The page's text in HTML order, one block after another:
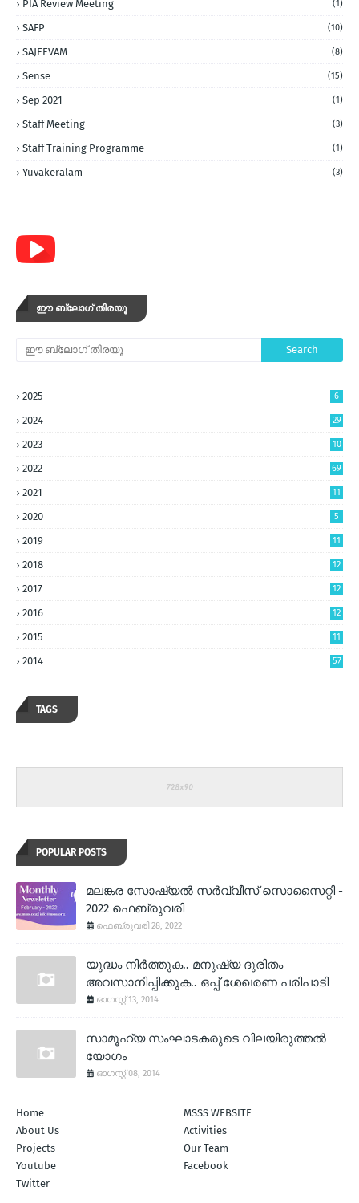
PIA Review Meeting (1)
SAFP (10)
SAJEEVAM (8)
Sense (15)
Sep 2021 (1)
Staff Meeting (3)
Staff Training Programme (1)
Yuvakeralam (3)
ഈ ബ്ലോഗ് തിരയൂ
2025 6
2024 29
2023
10
2022 69
2021 11
2020 5
2019 11
2018 12
2017 12
2016 12
2015 11
2014 57
TAGS
POPULAR POSTS
മലങ്കര സോഷ്യല്‍ സര്‍വ്വീസ് സൊസൈറ്റി -
2022 ഫെബ്രുവരി
ഫെബ്രുവരി 28, 2022
യുദ്ധം നിര്‍ത്തുക.. മനുഷ്യ ദുരിതം
അവസാനിപ്പിക്കുക.. ഒപ്പ് ശേഖരണ പരിപാടി
ഓഗസ്റ്റ് 13, 2014
സാമൂഹ്യ സംഘാടകരുടെ വിലയിരുത്തല്‍
യോഗം
ഓഗസ്റ്റ് 08, 2014
Home
MSSS WEBSITE
About Us
Activities
Projects
Our Team
Youtube
Facebook
Twitter